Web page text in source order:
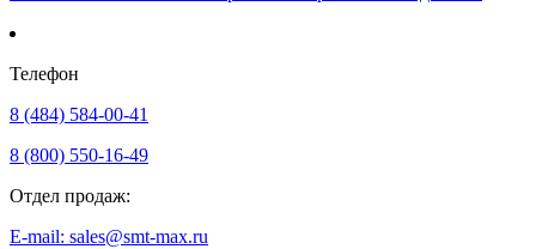
Телефон
8 (484) 584-00-41
8 (800) 550-16-49
Отдел продаж:
E-mail: sales@smt-max.ru